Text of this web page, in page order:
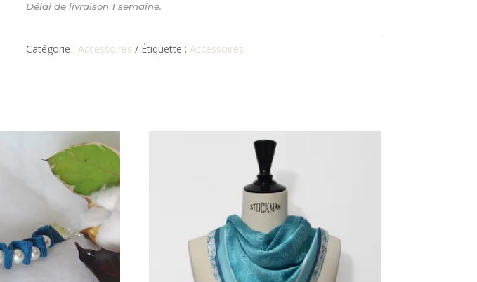
Délai de livraison 1 semaine.
Catégorie : Accessoires Étiquette : Accessoires